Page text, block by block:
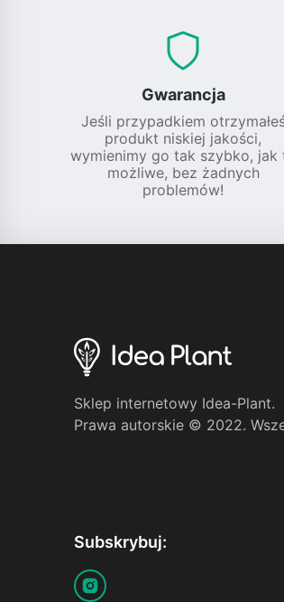
Gwarancja
Jeśli przypadkiem
produkt niskiej jakości,
wymienimy go tak szybko, jak
możliwe, bez żadnych
problemów!
Sklep internetowy Idea-Plant.
Prawa autorskie © 2022.
Subskrybuj: